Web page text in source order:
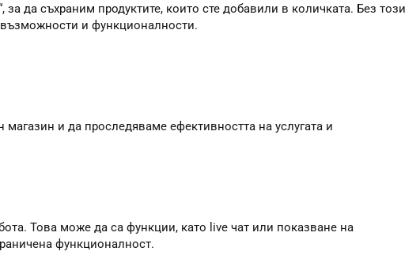
да съхраним продуктите, които сте добавили в количката. Без този
възможности и функционалности.
и да проследяваме ефективността на услугата и
Това може да са функции, като live чат или показване на
функционалност.